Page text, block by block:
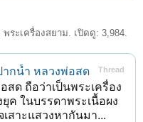
ระเครื่องสยาม. เปิดดู: 3,984.
Thread
กน้ำ หลวงพ่อสด
สด ถือว่าเป็นพระเครื่อง
ค ในบรรดาพระเนื้อผง
สาะแสวงหากันมา...